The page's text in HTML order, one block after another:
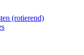
(rotierend)